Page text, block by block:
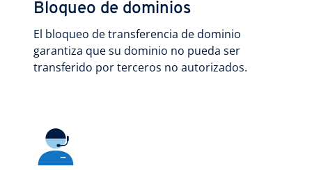
Bloqueo de dominios
El bloqueo de transferencia de dominio
garantiza que su dominio no pueda ser
transferido por terceros no autorizados.